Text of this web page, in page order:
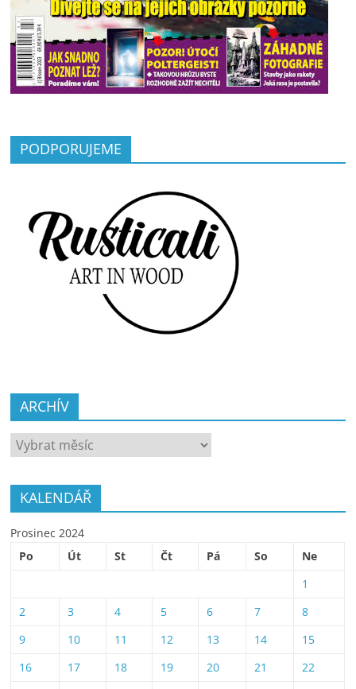
PODPORUJEME
ARCHÍV
ARCHÍV
KALENDÁŘ
Prosinec 2024
Po
Út St Čt Pá So
Ne
1
2
3 4 5 6 7
8
9
10 11 12 13 14
15
16
17 18 19 20 21
22